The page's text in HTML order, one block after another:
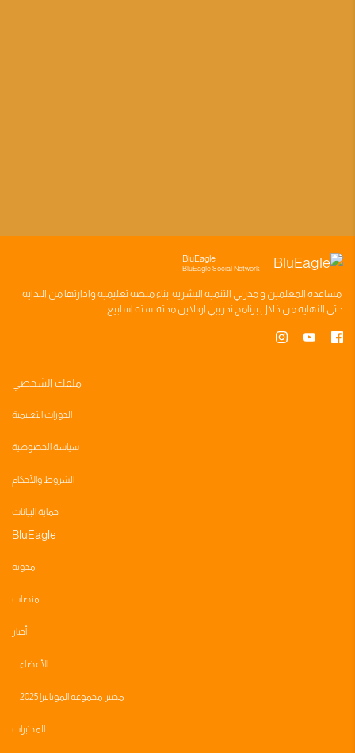
BluEagle
BluEagle Social Network
مساعده المعلمين ومدربي التنميه البشريه بناءمنصه تعليميه وادارتها من البدايه
حتى النهايه من خلال برنامج تدريبي اونلاين مدته سته اسابيع
ملفك الشخصي
الدورات التعليمية
سياسة الخصوصية
الشروط والأحكام
حماية البيانات
BluEagle
مدونه
منصات
أخبار
الأعضاء
مختبر مجموعه الموناليزا 2025
المختبرات